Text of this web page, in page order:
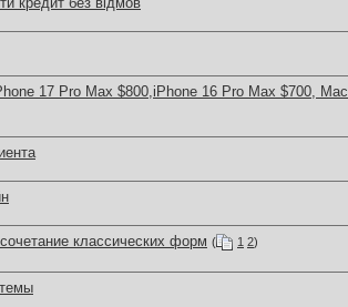
17 Pro Max $800,iPhone 16 Pro Max $700,
классических форм ( 1 2)